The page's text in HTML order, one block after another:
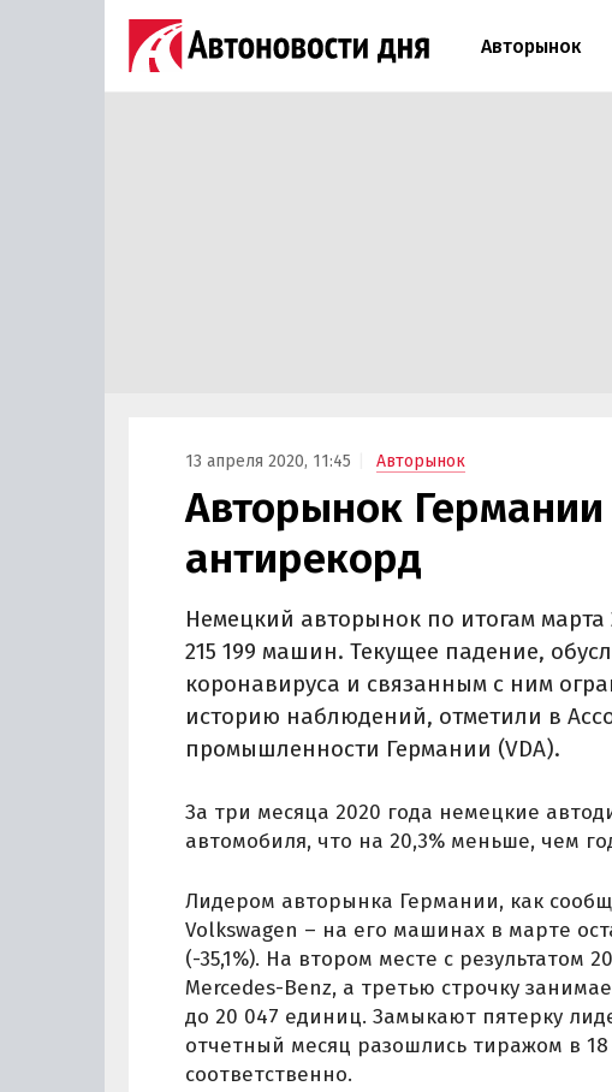
Авторынок
13 апреля 2020, 11:45 Авторынок
Авторынок Германии
антирекорд
Немецкий авторынок по итогам марта
215 199 машин. Текущее падение,
коронавируса и связанным с ним
историю наблюдений, отметили в
промышленности Германии (VDA).
За три месяца 2020 года немецкие
автомобиля, что на 20,3% меньше, чем
Лидером авторынка Германии, как
Volkswagen – на его машинах в марте
(-35,1%). На втором месте с результатом
Mercedes-Benz, а третью строчку
до 20 047 единиц. Замыкают пятерку
отчетный месяц разошлись тиражом в 18
соответственно.